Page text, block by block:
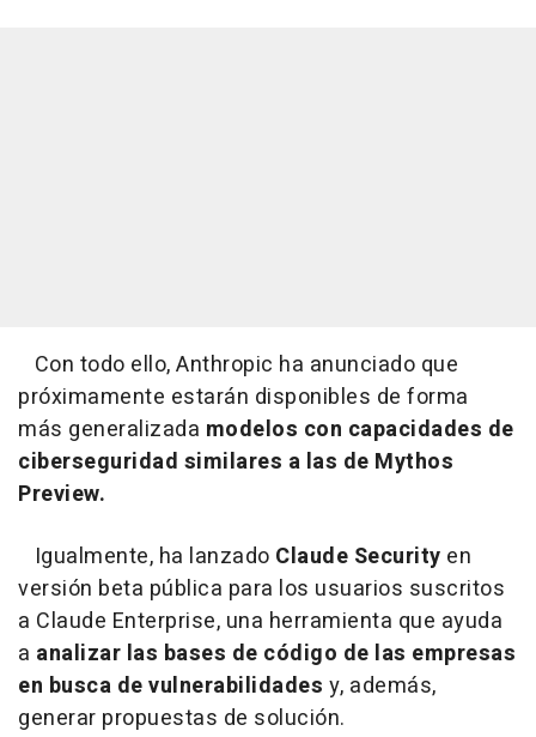
Con todo ello, Anthropic ha anunciado que
próximamente estarán disponibles de forma
más generalizada modelos con capacidades de
ciberseguridad similares a las de Mythos
Preview.
Igualmente, ha lanzado Claude Security en
versión beta pública para los usuarios suscritos
a Claude Enterprise, una herramienta que ayuda
a analizar las bases de código de las empresas
en busca de vulnerabilidades y, además,
generar propuestas de solución.